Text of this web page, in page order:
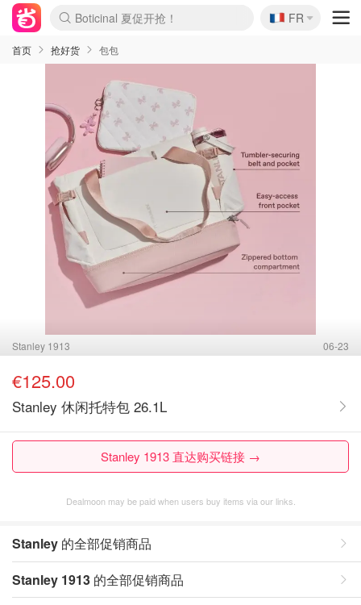
Boticinal 夏促开抢！
4折！lulu周四疯狂上新
还没结束！&OtherStories大促
Joybuy变相75折 随时失效
速领！Stanley独家85折
疑似霸哥！Camper额外叠85折
Zalando 奥莱闪促！每日更新
Moncler反季囤！5折起+叠9折
Coach Brooklyn仅€192
🇫🇷
FR
首页 抢好货 包包
Stanley 1913 06-23
€125.00
Stanley 休闲托特包 26.1L
Stanley 1913 直达购买链接 →
Dealmoon may be paid when users buy items via our links.
Stanley 的全部促销商品
Stanley 1913 的全部促销商品